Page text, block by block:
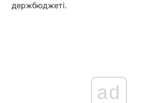
держбюджеті.
ad